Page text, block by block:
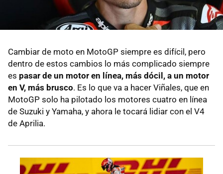
Cambiar de moto en MotoGP siempre es difícil, pero
dentro de estos cambios lo más complicado siempre
es pasar de un motor en línea, más dócil, a un motor
en V, más brusco. Es lo que va a hacer Viñales, que en
MotoGP solo ha pilotado los motores cuatro en línea
de Suzuki y Yamaha, y ahora le tocará lidiar con el V4
de Aprilia.